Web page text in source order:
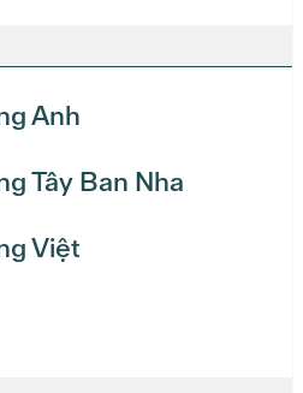
Anh
Tây Ban Nha
Việt